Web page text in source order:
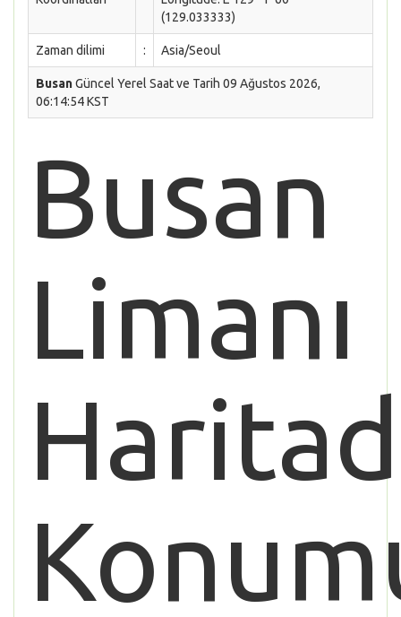
(129.033333)
Zaman dilimi : Asia/Seoul
BusanGüncel Yerel Saat ve Tarih 09 Ağustos 2026,
06:14:54 KST
Busan
Limanı